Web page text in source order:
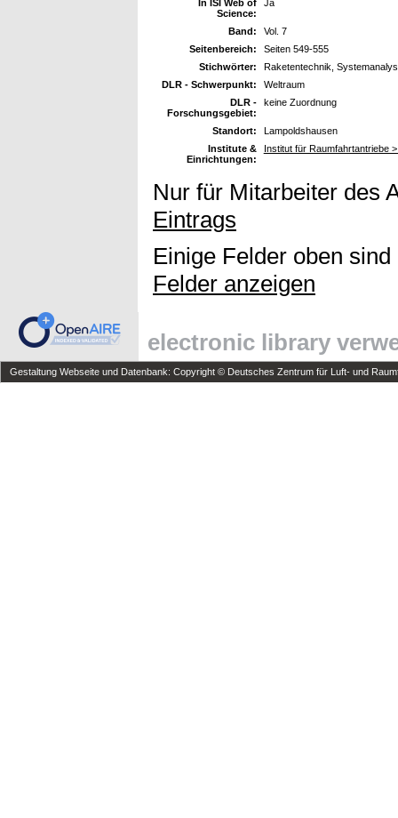
In ISI Web of
Science:
Ja
Band:
Vol. 7
Seitenbereich:
Seiten 549-555
Stichwörter:
Raketentechnik,
DLR - Schwerpunkt:
Weltraum
DLR -
Forschungsgebiet:
keine Zuordnung
Standort:
Lampoldshausen
Institute &
Einrichtungen:
Institut für Raumfahrtantriebe
Nur für Mitarbeiter des
Eintrags
Einige Felder oben
Felder anzeigen
electronic library
Gestaltung Webseite und Datenbank: Copyright © Deutsches Zentrum für Luft- und